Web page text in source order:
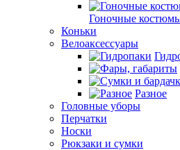
Гоночные
Коньки
Велоаксессуары
Разное
Головные уборы
Перчатки
Носки
Рюкзаки и сумки